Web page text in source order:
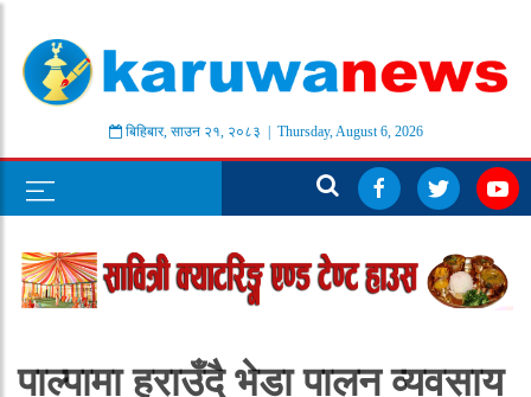
बिहिबार, साउन २१, २०८३ | Thursday, August 6, 2026
पाल्पामा हराउँदै भेडा पालन व्यवसाय